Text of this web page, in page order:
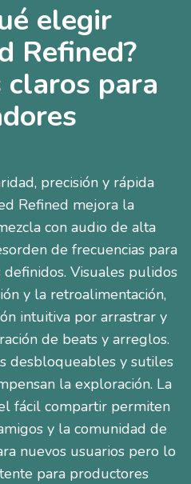
elegir
Refined?
claros para
precisión y rápida
Refined mejora la
con audio de alta
de frecuencias para
Visuales pulidos
y la retroalimentación,
intuitiva por arrastrar y
de beats y arreglos.
desbloqueables y sutiles
la exploración. La
fácil compartir permiten
y la comunidad de
nuevos usuarios pero lo
para productores